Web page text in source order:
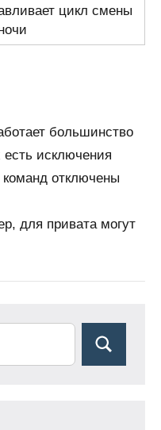
цикл смены
большинство
есть исключения
отключены
для привата могут